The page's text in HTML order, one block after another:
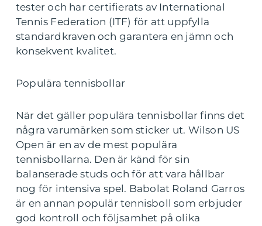
tester och har certifierats av International
Tennis Federation (ITF) för att uppfylla
standardkraven och garantera en jämn och
konsekvent kvalitet.
Populära tennisbollar
När det gäller populära tennisbollar finns det
några varumärken som sticker ut. Wilson US
Open är en av de mest populära
tennisbollarna. Den är känd för sin
balanserade studs och för att vara hållbar
nog för intensiva spel. Babolat Roland Garros
är en annan populär tennisboll som erbjuder
god kontroll och följsamhet på olika